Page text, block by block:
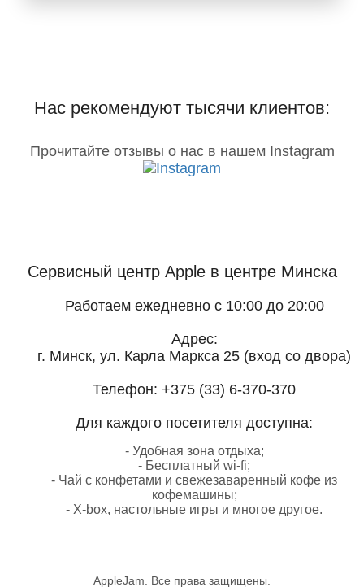
Нас рекомендуют тысячи клиентов:
Прочитайте отзывы о нас в нашем Instagram
Сервисный центр Appleв центре Минска
Работаем ежедневно с 10:00 до 20:00
Адрес:
г. Минск, ул. Карла Маркса 25 (вход со двора)
Телефон: +375 (33) 6-370-370
Для каждого посетителя доступна:
- Удобная зона отдыха;
- Бесплатный wi-fi;
- Чай с конфетами и свежезаваренный кофе из
кофемашины;
- X-box, настольные игры и многое другое.
AppleJam. Все права защищены.